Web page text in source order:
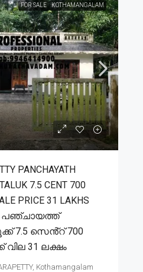
FOR SALE KOTHAMANGALAM
PANCHAYATH
7.5 CENT 700
PRICE 31 LAKHS
പഞ്ചായത്ത്
7.5 സെൻ്റ് 700
വില 31 ലക്ഷം
Kothamangalam